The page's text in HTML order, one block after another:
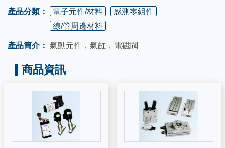
產品分類： 電子元件/材料
感測零組件
線/管周邊材料
產品簡介： 氣動元件，氣缸，電磁閥
商品資訊